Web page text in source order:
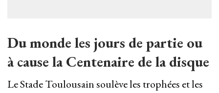
Du monde les jours de partie ou
à cause la Centenaire de la disque
Le Stade Toulousain soulève les trophées et les